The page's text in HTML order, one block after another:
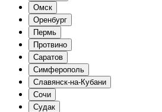
Омск
Оренбург
Пермь
Протвино
Саратов
Симферополь
Славянск-на-Кубани
Сочи
Судак